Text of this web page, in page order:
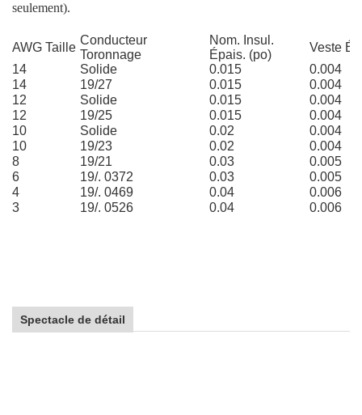
seulement).
AWG Taille
Conducteur
Toronnage
Nom. Insul.
Épais. (po)
Veste
14
Solide 0.015
0.004
14
19/27 0.015
0.004
12
Solide 0.015
0.004
12
19/25 0.015
0.004
10
Solide 0.02
0.004
10
19/23 0.02
0.004
8
19/21 0.03
0.005
6
19/. 0372 0.03
0.005
4
19/. 0469 0.04
0.006
3
19/. 0526 0.04 0.006
Spectacle de détail